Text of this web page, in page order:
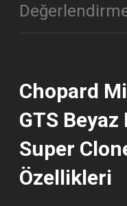
Chopard
GTS
Super
Özellikleri